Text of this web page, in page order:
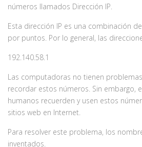
números llamados Dirección IP.
Esta dirección IP es una combinación
por puntos. Por lo general, las
192.140.58.1
Las computadoras no tienen
recordar estos números. Sin embargo,
humanos recuerden y usen estos
sitios web en Internet.
Para resolver este problema, los
inventados.